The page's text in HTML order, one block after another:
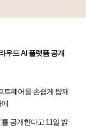
우드 AI 플랫폼 공개
트웨어를 손쉽게 탑재
공개한다고 11일 밝